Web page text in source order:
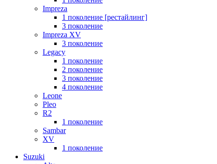
Impreza
1 поколение [рестайлинг]
3 поколение
Impreza XV
3 поколение
Legacy
1 поколение
2 поколение
3 поколение
4 поколение
Leone
Pleo
R2
1 поколение
Sambar
XV
1 поколение
Suzuki